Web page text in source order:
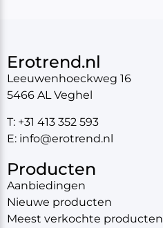
Erotrend.nl
Leeuwenhoeckweg 16
5466 AL Veghel
T: +31 413 352 593
E: info@erotrend.nl
Producten
Aanbiedingen
Nieuwe producten
Meest verkochte producten